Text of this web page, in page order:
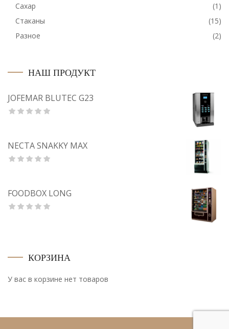
Сахар
(1)
Стаканы
(15)
Разное
(2)
НАШ ПРОДУКТ
JOFEMAR BLUTEC G23
NECTA SNAKKY MAX
FOODBOX LONG
КОРЗИНА
У вас в корзине нет товаров